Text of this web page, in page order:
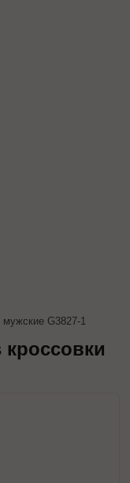
мужские G3827-1